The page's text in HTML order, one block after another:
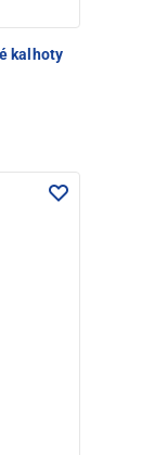
kalhoty